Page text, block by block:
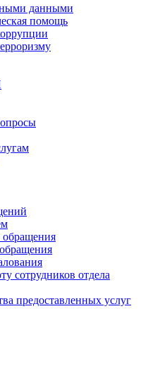
данными
помощь
сотрудников отдела
предоставленных услуг